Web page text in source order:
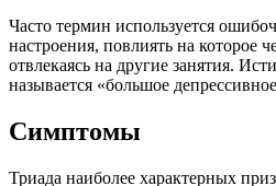
Часто термин используется
настроения, повлиять на которое
отвлекаясь на другие занятия.
называется «большое
Симптомы
Триада наиболее характерных